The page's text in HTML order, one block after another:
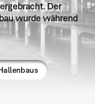
Der
wurde während